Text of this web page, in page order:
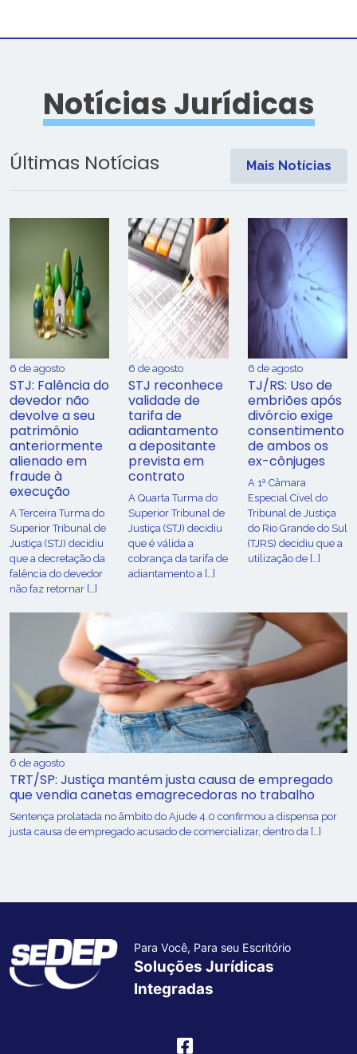
Notícias Jurídicas
Últimas Notícias Mais Notícias
6 de agosto
STJ: Falência do
devedor não
devolve a seu
patrimônio
anteriormente
alienado em
fraude à
execução
A Terceira Turma do
Superior Tribunal de
Justiça (STJ) decidiu
que a decretação da
falência do devedor
não faz retornar […]
6 de agosto
STJ reconhece
validade de
tarifa de
adiantamento
a depositante
prevista em
contrato
A Quarta Turma do
Superior Tribunal de
Justiça (STJ) decidiu
que é válida a
cobrança da tarifa de
adiantamento a […]
6 de agosto
TJ/RS: Uso de
embriões após
divórcio exige
consentimento
de ambos os
ex-cônjuges
A 1ª Câmara
Especial Cível do
Tribunal de Justiça
do Rio Grande do Sul
(TJRS) decidiu que a
utilização de […]
6 de agosto
TRT/SP: Justiça mantém justa causa de empregado
que vendia canetas emagrecedoras no trabalho
Sentença prolatada no âmbito do Ajude 4.0 confirmou a dispensa por
justa causa de empregado acusado de comercializar, dentro da […]
Para Você, Para seu Escritório
Soluções Jurídicas
Integradas